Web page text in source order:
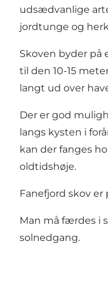
udsædvanlige
jordtunge og
Skoven byder på
til den 10-15
langt ud over
Der er god
langs kysten i
kan der fanges
oldtidshøje.
Fanefjord skov er
Man må færdes i
solnedgang.